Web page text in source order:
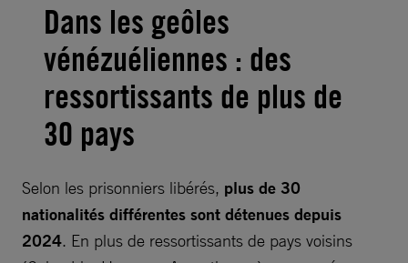
Dans les geôles
vénézuéliennes : des
ressortissants de plus de
30 pays
Selon les prisonniers libérés, plus de 30
nationalités différentes sont détenues depuis
2024. En plus de ressortissants de pays voisins